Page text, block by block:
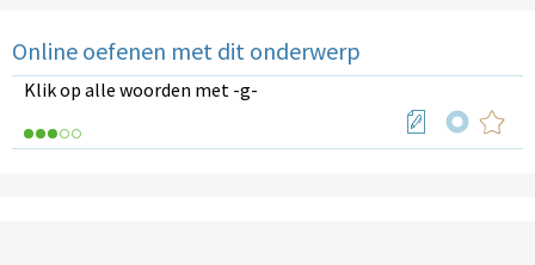
Online oefenen met dit onderwerp
Klik op alle woorden met -g-